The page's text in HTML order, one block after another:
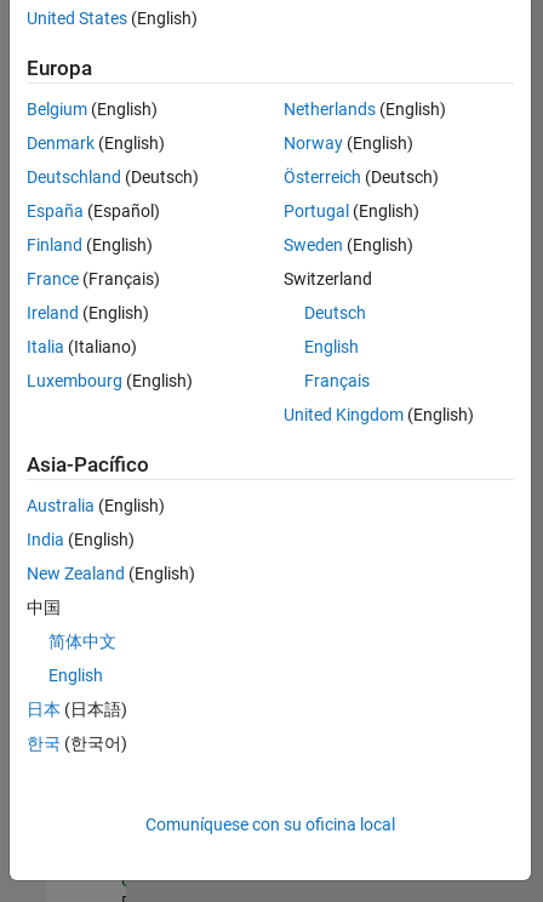
Ordenar por
Guardar
empleos
seleccionados
No se
han
traducido
todos
los
empleos.
Busque
por
ubicación
todos
empleos
en su
zona.
Principal IAM/AD Engineer
US-MA-Natick
Technology |
Senior
Program
US-MA-Natick|
United States (English)
Europa
Belgium (English)
Denmark (English)
Deutschland (Deutsch)
España (Español)
Finland (English)
France (Français)
Ireland (English)
Italia (Italiano)
Luxembourg (English)
Netherlands(English)
Norway(English)
Österreich (Deutsch)
Portugal (English)
Sweden (English)
Switzerland
Deutsch
English
Français
United Kingdom(English)
Asia-Pacífico
Australia (English)
India (English)
New Zealand (English)
中国
简体中文
English
日本 (日本語)
한국 (한국어)
Comuníquese con su oficina local